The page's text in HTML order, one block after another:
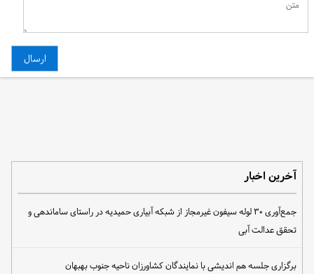
آخرین اخبار
جمع‌آوری ۳۰ لوله سیفون غیرمجاز از شبکه آبیاری حمیدیه در راستای ساماندهی و
تحقق عدالت آبی
برگزاری جلسه هم اندیشی با نمایندگان کشاورزان ناحیه جنوب بهبهان